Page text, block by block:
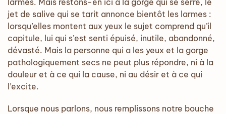
larmes. Mais restons-en ici à la gorge qui se serre, le
jet de salive qui se tarit annonce bientôt les larmes :
lorsqu’elles montent aux yeux le sujet comprend qu’il
capitule, lui qui s’est senti épuisé, inutile, abandonné,
dévasté. Mais la personne qui a les yeux et la gorge
pathologiquement secs ne peut plus répondre, ni à la
douleur et à ce qui la cause, ni au désir et à ce qui
l’excite.
Lorsque nous parlons, nous remplissons notre bouche